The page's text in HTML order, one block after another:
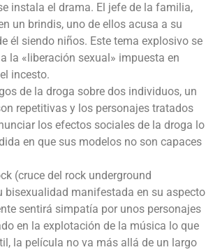
instala el drama. El jefe de la familia,
un brindis, uno de ellos acusa a su
él siendo niños. Este tema explosivo se
la «liberación sexual» impuesta en
incesto.
de la droga sobre dos individuos, un
repetitivas y los personajes tratados
los efectos sociales de la droga lo
en que sus modelos no son capaces
(cruce del rock underground
bisexualidad manifestada en su aspecto
sentirá simpatía por unos personajes
en la explotación de la música lo que
la película no va más allá de un largo